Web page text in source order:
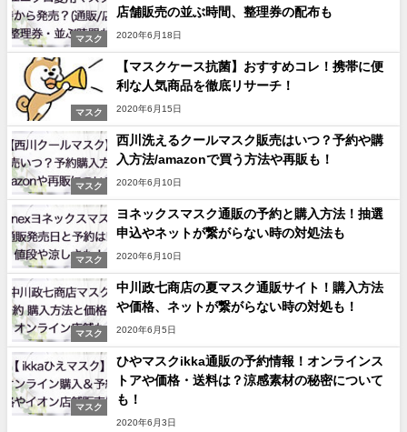
マスク
店舗販売の並ぶ時間、整理券の配布も
2020年6月18日
マスク
【マスクケース抗菌】おすすめコレ！携帯に便
利な人気商品を徹底リサーチ！
2020年6月15日
マスク
西川洗えるクールマスク販売はいつ？予約や購
入方法/amazonで買う方法や再販も！
2020年6月10日
マスク
ヨネックスマスク通販の予約と購入方法！抽選
申込やネットが繋がらない時の対処法も
2020年6月10日
マスク
中川政七商店の夏マスク通販サイト！購入方法
や価格、ネットが繋がらない時の対処も！
2020年6月5日
マスク
ひやマスクikka通販の予約情報！オンラインス
トアや価格・送料は？涼感素材の秘密について
も！
2020年6月3日